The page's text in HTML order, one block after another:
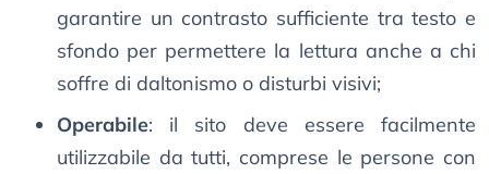
garantire un contrasto sufficiente tra testo e
sfondo per permettere la lettura anche a chi
soffre di daltonismo o disturbi visivi;
Operabile: il sito deve essere facilmente
utilizzabile da tutti, comprese le persone con